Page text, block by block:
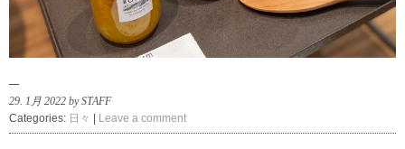
29. 1月 2022 by STAFF
Categories: 日々 Leave a comment